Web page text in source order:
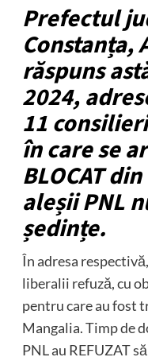
Prefectul
Constanța,
răspuns
2024,
11 consilieri
în care se
BLOCAT
aleșii PNL
ședințe.
În adresa
liberalii refuză, cu
pentru care au fost
Mangalia. Timp de
PNL au REFUZAT